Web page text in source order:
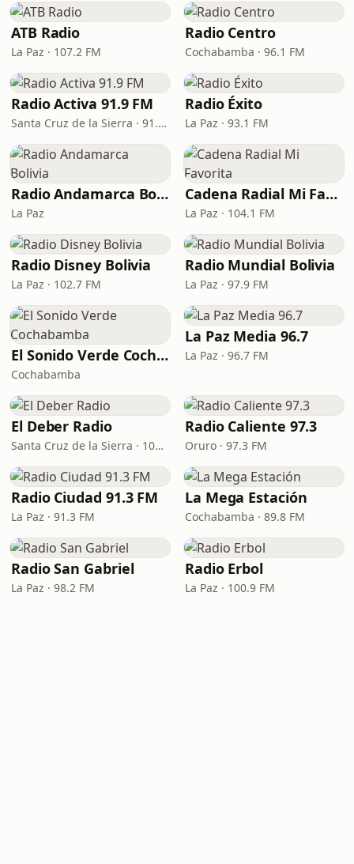
ATB Radio
La Paz · 107.2 FM
Radio Centro
Cochabamba · 96.1 FM
Radio Activa 91.9 FM
Santa Cruz de la Sierra · 91.9 FM
Radio Éxito
La Paz · 93.1 FM
Radio Andamarca Bolivia
La Paz
Cadena Radial Mi Favorita
La Paz · 104.1 FM
Radio Disney Bolivia
La Paz · 102.7 FM
Radio Mundial Bolivia
La Paz · 97.9 FM
El Sonido Verde Cochabamba
Cochabamba
La Paz Media 96.7
La Paz · 96.7 FM
El Deber Radio
Santa Cruz de la Sierra · 103.3 FM
Radio Caliente 97.3
Oruro · 97.3 FM
Radio Ciudad 91.3 FM
La Paz · 91.3 FM
La Mega Estación
Cochabamba · 89.8 FM
Radio San Gabriel
La Paz · 98.2 FM
Radio Erbol
La Paz · 100.9 FM